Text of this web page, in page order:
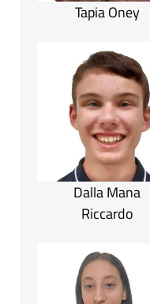
Tapia Oney
Dalla Mana
Riccardo